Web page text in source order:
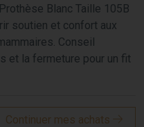
Blanc Taille 105B
soutien et confort aux
Conseil
et la fermeture pour un fit
Continuer mes achats